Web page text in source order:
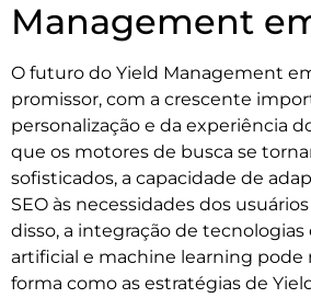
Management
O futuro do Yield Management
promissor, com a crescente
personalização e da experiência
que os motores de busca se
sofisticados, a capacidade de
SEO às necessidades dos
disso, a integração de
artificial e machine learning pode
forma como as estratégias de